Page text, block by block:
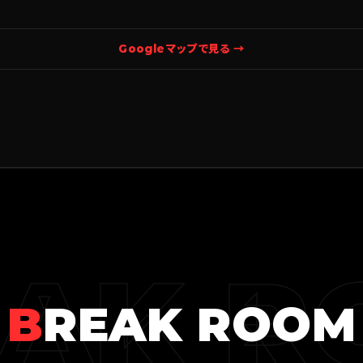
Googleマップで見る →
BREAK ROOM